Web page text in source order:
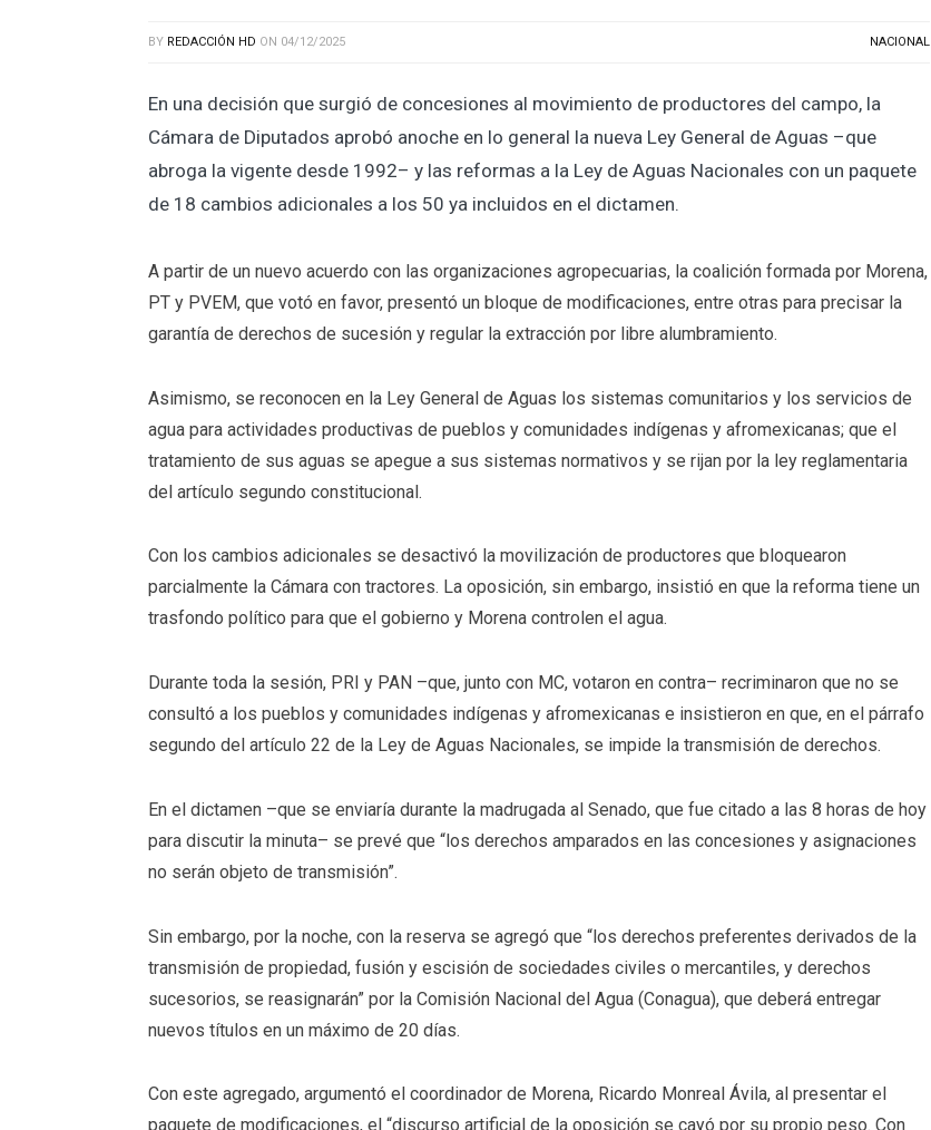
BY REDACCIÓN HD ON 04/12/2025 NACIONAL
En una decisión que surgió de concesiones al movimiento de productores del campo, la
Cámara de Diputados aprobó anoche en lo general la nueva Ley General de Aguas –que
abroga la vigente desde 1992– y las reformas a la Ley de Aguas Nacionales con un paquete
de 18 cambios adicionales a los 50 ya incluidos en el dictamen.
A partir de un nuevo acuerdo con las organizaciones agropecuarias, la coalición formada por Morena,
PT y PVEM, que votó en favor, presentó un bloque de modificaciones, entre otras para precisar la
garantía de derechos de sucesión y regular la extracción por libre alumbramiento.
Asimismo, se reconocen en la Ley General de Aguas los sistemas comunitarios y los servicios de
agua para actividades productivas de pueblos y comunidades indígenas y afromexicanas; que el
tratamiento de sus aguas se apegue a sus sistemas normativos y se rijan por la ley reglamentaria
del artículo segundo constitucional.
Con los cambios adicionales se desactivó la movilización de productores que bloquearon
parcialmente la Cámara con tractores. La oposición, sin embargo, insistió en que la reforma tiene un
trasfondo político para que el gobierno y Morena controlen el agua.
Durante toda la sesión, PRI y PAN –que, junto con MC, votaron en contra– recriminaron que no se
consultó a los pueblos y comunidades indígenas y afromexicanas e insistieron en que, en el párrafo
segundo del artículo 22 de la Ley de Aguas Nacionales, se impide la transmisión de derechos.
En el dictamen –que se enviaría durante la madrugada al Senado, que fue citado a las 8 horas de hoy
para discutir la minuta– se prevé que “los derechos amparados en las concesiones y asignaciones
no serán objeto de transmisión”.
Sin embargo, por la noche, con la reserva se agregó que “los derechos preferentes derivados de la
transmisión de propiedad, fusión y escisión de sociedades civiles o mercantiles, y derechos
sucesorios, se reasignarán” por la Comisión Nacional del Agua (Conagua), que deberá entregar
nuevos títulos en un máximo de 20 días.
Con este agregado, argumentó el coordinador de Morena, Ricardo Monreal Ávila, al presentar el
paquete de modificaciones, el “discurso artificial de la oposición se cayó por su propio peso. Con